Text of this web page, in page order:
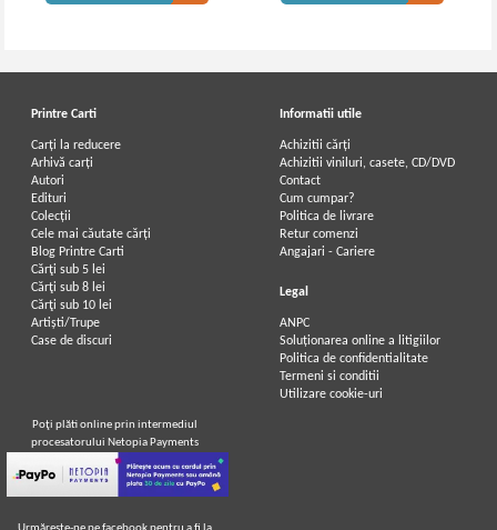
Printre Carti
Carți la reducere
Arhivă carți
Autori
Edituri
Colecții
Cele mai căutate cărți
Blog Printre Carti
Cărţi sub 5 lei
Cărţi sub 8 lei
Cărţi sub 10 lei
Artiști/Trupe
Case de discuri
Informatii utile
Achizitii cărți
Achizitii viniluri, casete, CD/DVD
Contact
Cum cumpar?
Politica de livrare
Retur comenzi
Angajari - Cariere
Legal
ANPC
Soluționarea online a litigiilor
Politica de confidentialitate
Termeni si conditii
Utilizare cookie-uri
Poţi plăti online prin intermediul
procesatorului Netopia Payments